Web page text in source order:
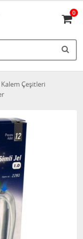
0
Kalem Çeşitleri